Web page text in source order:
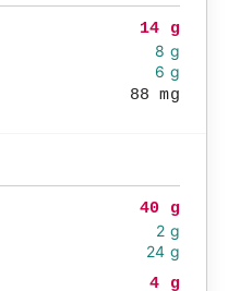
14 g
8 g
6 g
88 mg
40 g
2 g
24 g
4 g